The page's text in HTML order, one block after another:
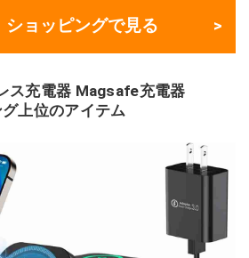
ショッピングで見る
ス充電器 Magsafe充電器
上位のアイテム